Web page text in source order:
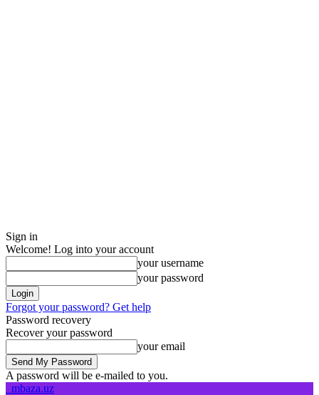
Sign in
Welcome! Log into your account
your username
your password
Forgot your password? Get help
Password recovery
Recover your password
your email
A password will be e-mailed to you.
mbaza.uz